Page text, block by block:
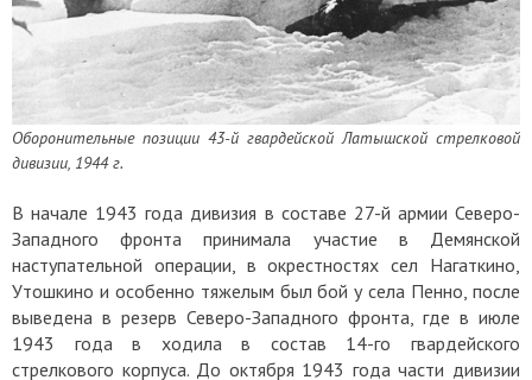
Оборонительные позиции 43-й гвардейской Латышской стрелковой
дивизии, 1944 г.
В начале 1943 года дивизия в составе 27-й армии Северо-
Западного фронта принимала участие в Демянской
наступательной операции, в окрестностях сел Нагаткино,
Утошкино и особенно тяжелым был бой у села Пенно, после
выведена в резерв Северо-Западного фронта, где в июле
1943 года в ходила в состав 14-го гвардейского
стрелкового корпуса. До октября 1943 года части дивизии